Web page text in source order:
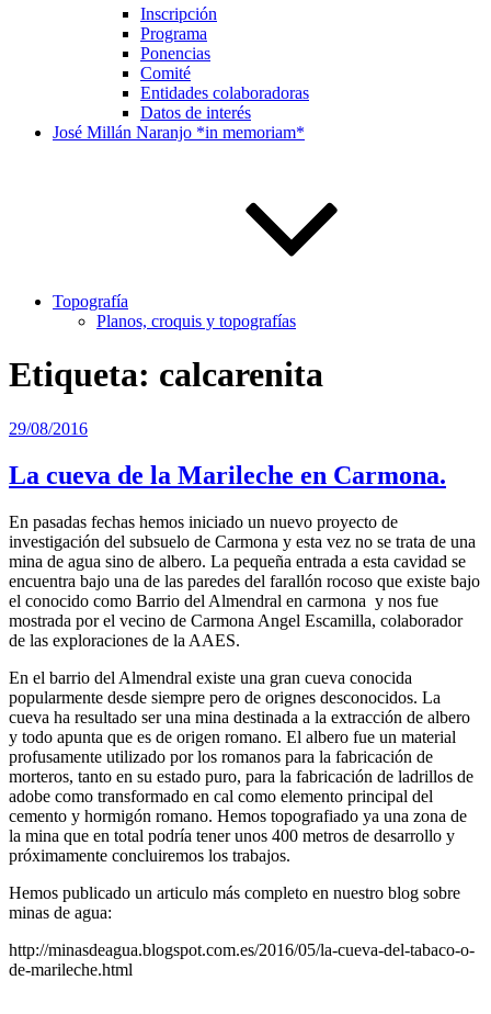
Inscripción
Programa
Ponencias
Comité
Entidades colaboradoras
Datos de interés
José Millán Naranjo *in memoriam*
Topografía
Planos, croquis y topografías
Etiqueta: calcarenita
Publicado
29/08/2016
La cueva de la Marileche en Carmona.
En pasadas fechas hemos iniciado un nuevo proyecto de
investigación del subsuelo de Carmona y esta vez no se trata de una
mina de agua sino de albero. La pequeña entrada a esta cavidad se
encuentra bajo una de las paredes del farallón rocoso que existe bajo
el conocido como Barrio del Almendral en carmona y nos fue
mostrada por el vecino de Carmona Angel Escamilla, colaborador
de las exploraciones de la AAES.
En el barrio del Almendral existe una gran cueva conocida
popularmente desde siempre pero de orignes desconocidos. La
cueva ha resultado ser una mina destinada a la extracción de albero
y todo apunta que es de origen romano. El albero fue un material
profusamente utilizado por los romanos para la fabricación de
morteros, tanto en su estado puro, para la fabricación de ladrillos de
adobe como transformado en cal como elemento principal del
cemento y hormigón romano. Hemos topografiado ya una zona de
la mina que en total podría tener unos 400 metros de desarrollo y
próximamente concluiremos los trabajos.
Hemos publicado un articulo más completo en nuestro blog sobre
minas de agua:
http://minasdeagua.blogspot.com.es/2016/05/la-cueva-del-tabaco-o-
de-marileche.html